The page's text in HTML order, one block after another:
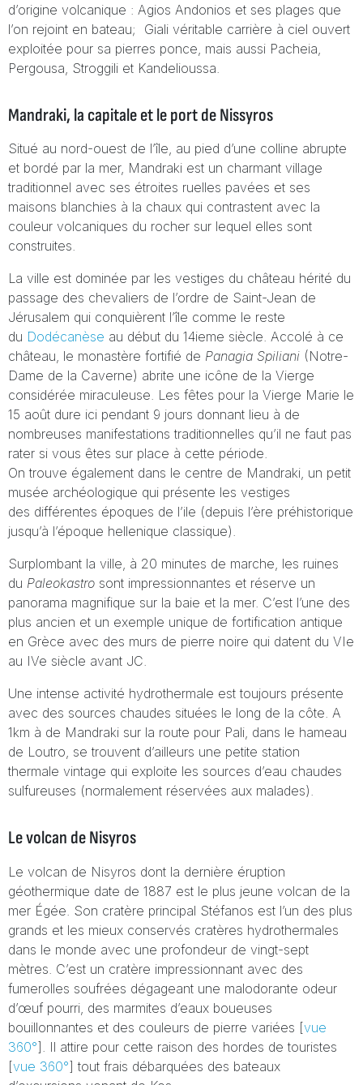
d’origine volcanique : Agios Andonios et ses plages que
l’on rejoint en bateau; Giali véritable carrière à ciel ouvert
exploitée pour sa pierres ponce, mais aussi Pacheia,
Pergousa, Stroggili et Kandelioussa.
Mandraki, la capitale et le port de Nissyros
Situé au nord-ouest de l’île, au pied d’une colline abrupte
et bordé par la mer, Mandraki est un charmant village
traditionnel avec ses étroites ruelles pavées et ses
maisons blanchies à la chaux qui contrastent avec la
couleur volcaniques du rocher sur lequel elles sont
construites.
La ville est dominée par les vestiges du château hérité du
passage des chevaliers de l’ordre de Saint-Jean de
Jérusalem qui conquièrent l’île comme le reste
du Dodécanèse au début du 14ieme siècle. Accolé à ce
château, le monastère fortifié de Panagia Spiliani (Notre-
Dame de la Caverne) abrite une icône de la Vierge
considérée miraculeuse. Les fêtes pour la Vierge Marie le
15 août dure ici pendant 9 jours donnant lieu à de
nombreuses manifestations traditionnelles qu’il ne faut pas
rater si vous êtes sur place à cette période.
On trouve également dans le centre de Mandraki, un petit
musée archéologique qui présente les vestiges
des différentes époques de l’ile (depuis l’ère préhistorique
jusqu’à l’époque hellenique classique).
Surplombant la ville, à 20 minutes de marche, les ruines
du Paleokastro sont impressionnantes et réserve un
panorama magnifique sur la baie et la mer. C’est l’une des
plus ancien et un exemple unique de fortification antique
en Grèce avec des murs de pierre noire qui datent du VIe
au IVe siècle avant JC.
Une intense activité hydrothermale est toujours présente
avec des sources chaudes situées le long de la côte. A
1km à de Mandraki sur la route pour Pali, dans le hameau
de Loutro, se trouvent d’ailleurs une petite station
thermale vintage qui exploite les sources d’eau chaudes
sulfureuses (normalement réservées aux malades).
Le volcan de Nisyros
Le volcan de Nisyros dont la dernière éruption
géothermique date de 1887 est le plus jeune volcan de la
mer Égée. Son cratère principal Stéfanos est l’un des plus
grands et les mieux conservés cratères hydrothermales
dans le monde avec une profondeur de vingt-sept
mètres. C’est un cratère impressionnant avec des
fumerolles soufrées dégageant une malodorante odeur
d’œuf pourri, des marmites d’eaux boueuses
bouillonnantes et des couleurs de pierre variées [vue
360°]. Il attire pour cette raison des hordes de touristes
[vue 360°] tout frais débarquées des bateaux